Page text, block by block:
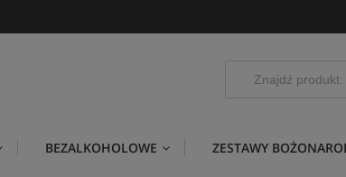
BEZALKOHOLOWE ZESTAWY